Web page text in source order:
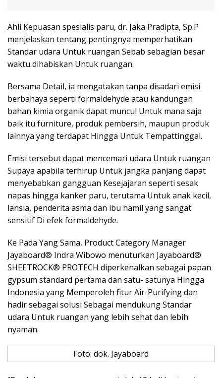
Ahli Kepuasan spesialis paru, dr. Jaka Pradipta, Sp.P
menjelaskan tentang pentingnya memperhatikan
Standar udara Untuk ruangan Sebab sebagian besar
waktu dihabiskan Untuk ruangan.
Bersama Detail, ia mengatakan tanpa disadari emisi
berbahaya seperti formaldehyde atau kandungan
bahan kimia organik dapat muncul Untuk mana saja
baik itu furniture, produk pembersih, maupun produk
lainnya yang terdapat Hingga Untuk Tempattinggal.
Emisi tersebut dapat mencemari udara Untuk ruangan
Supaya apabila terhirup Untuk jangka panjang dapat
menyebabkan gangguan Kesejajaran seperti sesak
napas hingga kanker paru, terutama Untuk anak kecil,
lansia, penderita asma dan ibu hamil yang sangat
sensitif Di efek formaldehyde.
Ke Pada Yang Sama, Product Category Manager
Jayaboard® Indra Wibowo menuturkan Jayaboard®
SHEETROCK® PROTECH diperkenalkan sebagai papan
gypsum standard pertama dan satu- satunya Hingga
Indonesia yang Memperoleh fitur Air-Purifying dan
hadir sebagai solusi Sebagai mendukung Standar
udara Untuk ruangan yang lebih sehat dan lebih
nyaman.
Foto: dok. Jayaboard